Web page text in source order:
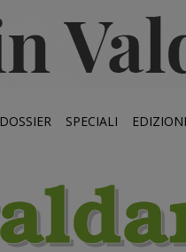
DOSSIER SPECIALI